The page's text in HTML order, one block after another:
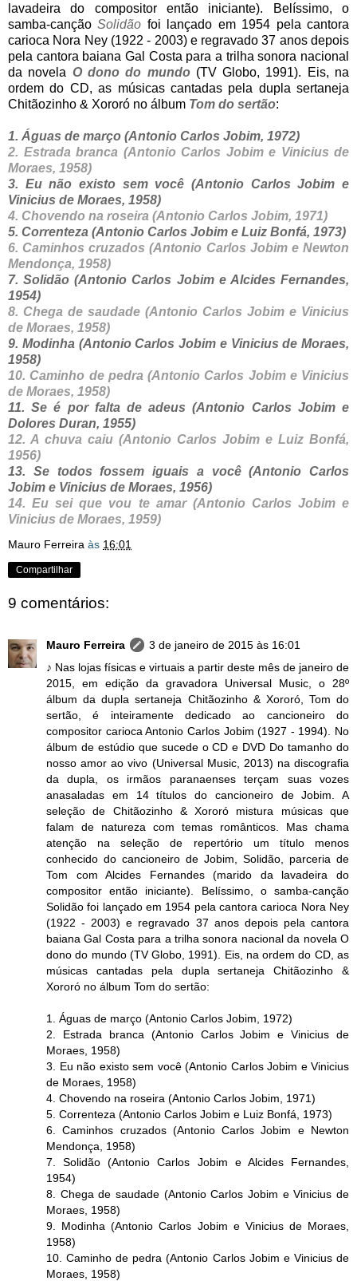
lavadeira do compositor então iniciante). Belíssimo, o
samba-cançãoSolidão foi lançado em 1954 pela cantora
carioca Nora Ney (1922 - 2003) e regravado 37 anos depois
pela cantora baiana Gal Costa para a trilha sonora nacional
da novela O dono do mundo(TV Globo, 1991). Eis, na
ordem do CD, as músicas cantadas pela dupla sertaneja
Chitãozinho & Xororó no álbum Tom do sertão:
1. Águas de março (Antonio Carlos Jobim, 1972)
2. Estrada branca (Antonio Carlos Jobim e Vinicius de
Moraes, 1958)
3. Eu não existo sem você (Antonio Carlos Jobim e
Vinicius de Moraes, 1958)
4. Chovendo na roseira (Antonio Carlos Jobim, 1971)
5. Correnteza (Antonio Carlos Jobim e Luiz Bonfá, 1973)
6. Caminhos cruzados(Antonio Carlos Jobim e Newton
Mendonça, 1958)
7. Solidão (Antonio Carlos Jobim e Alcides Fernandes,
1954)
8. Chega de saudade (Antonio Carlos Jobim e Vinicius
de Moraes, 1958)
9. Modinha (Antonio Carlos Jobim e Vinicius de Moraes,
1958)
10. Caminho de pedra (Antonio Carlos Jobim e Vinicius
de Moraes, 1958)
11. Se é por falta de adeus(Antonio Carlos Jobim e
Dolores Duran, 1955)
12. A chuva caiu (Antonio Carlos Jobim e Luiz Bonfá,
1956)
13. Se todos fossem iguais a você(Antonio Carlos
Jobim e Vinicius de Moraes, 1956)
14. Eu sei que vou te amar (Antonio Carlos Jobim e
Vinicius de Moraes, 1959)
Mauro Ferreira às 16:01
Compartilhar
9 comentários:
Mauro Ferreira
3 de janeiro de 2015 às 16:01
♪ Nas lojas físicas e virtuais a partir deste mês de janeiro de
2015, em edição da gravadora Universal Music, o 28º
álbum da dupla sertaneja Chitãozinho & Xororó, Tom do
sertão, é inteiramente dedicado ao cancioneiro do
compositor carioca Antonio Carlos Jobim (1927 - 1994). No
álbum de estúdio que sucede o CD e DVD Do tamanho do
nosso amor ao vivo (Universal Music, 2013) na discografia
da dupla, os irmãos paranaenses terçam suas vozes
anasaladas em 14 títulos do cancioneiro de Jobim. A
seleção de Chitãozinho & Xororó mistura músicas que
falam de natureza com temas românticos. Mas chama
atenção na seleção de repertório um título menos
conhecido do cancioneiro de Jobim, Solidão, parceria de
Tom com Alcides Fernandes (marido da lavadeira do
compositor então iniciante). Belíssimo, o samba-canção
Solidão foi lançado em 1954 pela cantora carioca Nora Ney
(1922 - 2003) e regravado 37 anos depois pela cantora
baiana Gal Costa para a trilha sonora nacional da novela O
dono do mundo (TV Globo, 1991). Eis, na ordem do CD, as
músicas cantadas pela dupla sertaneja Chitãozinho &
Xororó no álbum Tom do sertão:
1. Águas de março (Antonio Carlos Jobim, 1972)
2. Estrada branca (Antonio Carlos Jobim e Vinicius de
Moraes, 1958)
3. Eu não existo sem você (Antonio Carlos Jobim e Vinicius
de Moraes, 1958)
4. Chovendo na roseira (Antonio Carlos Jobim, 1971)
5. Correnteza (Antonio Carlos Jobim e Luiz Bonfá, 1973)
6. Caminhos cruzados (Antonio Carlos Jobim e Newton
Mendonça, 1958)
7. Solidão (Antonio Carlos Jobim e Alcides Fernandes,
1954)
8. Chega de saudade (Antonio Carlos Jobim e Vinicius de
Moraes, 1958)
9. Modinha (Antonio Carlos Jobim e Vinicius de Moraes,
1958)
10. Caminho de pedra (Antonio Carlos Jobim e Vinicius de
Moraes, 1958)